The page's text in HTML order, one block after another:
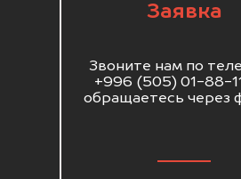
Заявка
Звоните нам по
+996 (505) 01-88-
обращаетесь через